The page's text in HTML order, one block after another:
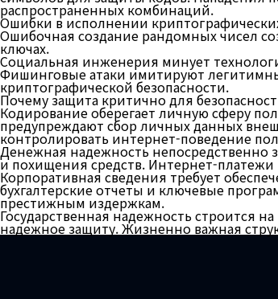
распространенных комбинаций.
Ошибки в исполнении
Ошибочная создание рандомных чисел
ключах.
Социальная инженерия минует
Фишинговые атаки имитируют
криптографической безопасности.
Почему защита критично для
Кодирование оберегает личную сферу
предупреждают сбор личных данных
контролировать интернет-поведение
Денежная надежность непосредственно
и похищения средств. Интернет-
Корпоративная сведения требует
бухгалтерские отчеты и ключевые
престижным издержкам.
Государственная надежность строится
надежное защиту. Жизненно важная